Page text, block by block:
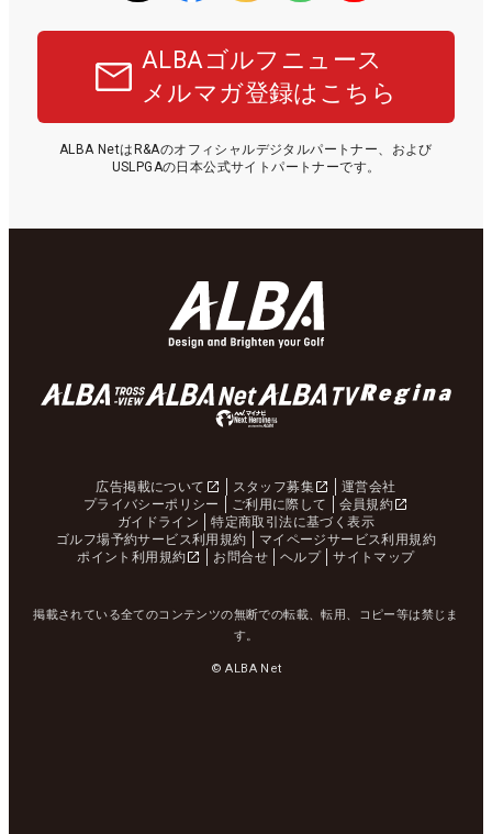
ALBAゴルフニュース
メルマガ登録はこちら
ALBA NetはR&Aのオフィシャルデジタルパートナー、および
USLPGAの日本公式サイトパートナーです。
広告掲載について スタッフ募集
運営会社
プライバシーポリシー
ご利用に際して
会員規約
ガイドライン
特定商取引法に基づく表示
ゴルフ場予約サービス利用規約
マイページサービス利用規約
ポイント利用規約
お問合せ ヘルプ サイトマップ
掲載されている全てのコンテンツの無断での転載、転用、コピー等は禁じま
す。
© ALBA Net